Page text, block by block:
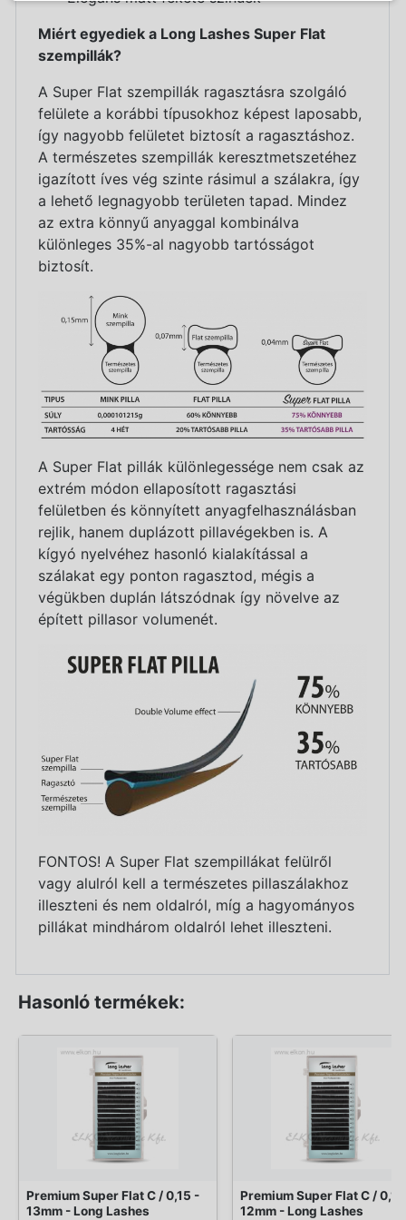
Miért egyediek a Long Lashes Super Flat
szempillák?
A Super Flat szempillák ragasztásra szolgáló
felülete a korábbi típusokhoz képest laposabb,
így nagyobb felületet biztosít a ragasztáshoz.
A természetes szempillák keresztmetszetéhez
igazított íves vég szinte rásimul a szálakra, így
a lehető legnagyobb területen tapad. Mindez
az extra könnyű anyaggal kombinálva
különleges 35%-al nagyobb tartósságot
biztosít.
A Super Flat pillák különlegessége nem csak az
extrém módon ellaposított ragasztási
felületben és könnyített anyagfelhasználásban
rejlik, hanem duplázott pillavégekben is. A
kígyó nyelvéhez hasonló kialakítással a
szálakat egy ponton ragasztod, mégis a
végükben duplán látszódnak így növelve az
épített pillasor volumenét.
FONTOS! A Super Flat szempillákat felülről
vagy alulról kell a természetes pillaszálakhoz
illeszteni és nem oldalról, míg a hagyományos
pillákat mindhárom oldalról lehet illeszteni.
Hasonló termékek:
Premium Super Flat C / 0,15 -
13mm - Long Lashes
Premium Super Flat C /
12mm - Long Lashes